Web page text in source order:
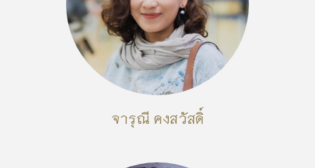
จารุณี คงสวัสดิ์